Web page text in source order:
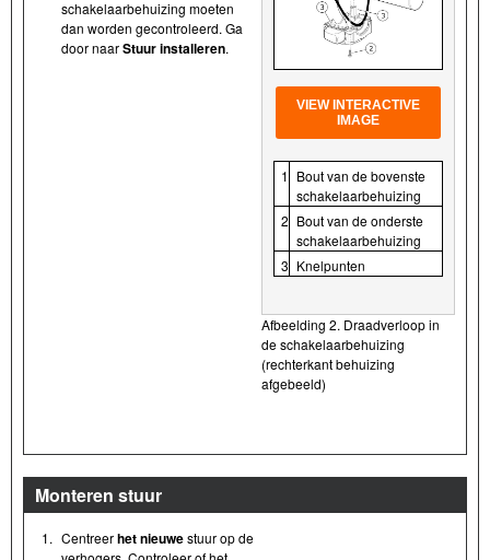
schakelaarbehuizing moeten
dan worden gecontroleerd. Ga
door naarStuur installeren.
VIEW INTERACTIVE
IMAGE
1 Bout van de bovenste
schakelaarbehuizing
2 Bout van de onderste
schakelaarbehuizing
3 Knelpunten
Afbeelding 2. Draadverloop in
de schakelaarbehuizing
(rechterkant behuizing
afgebeeld)
Monteren stuur
1. Centreerhet nieuwestuur op de